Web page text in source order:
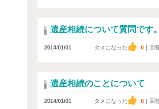
遺産相続について質問です。
2014/01/01 タメになった 0 ｜回
遺産相続のことについて
2014/01/01 タメになった 0 ｜回